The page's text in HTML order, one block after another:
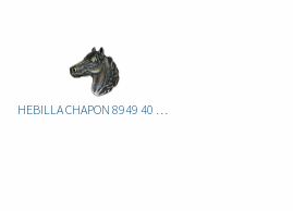
HEBILLA CHAPON 8949 40 CABALLO